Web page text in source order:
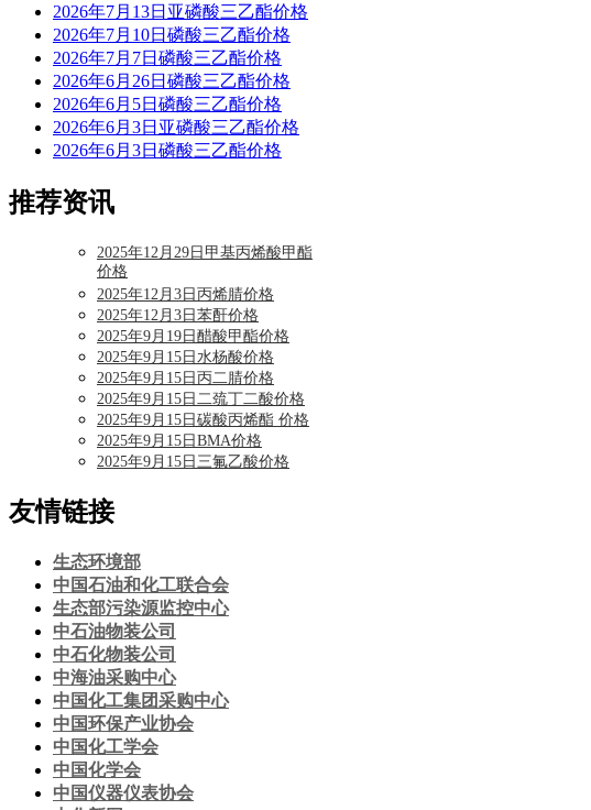
2026年7月13日亚磷酸三乙酯价格
2026年7月10日磷酸三乙酯价格
2026年7月7日磷酸三乙酯价格
2026年6月26日磷酸三乙酯价格
2026年6月5日磷酸三乙酯价格
2026年6月3日亚磷酸三乙酯价格
2026年6月3日磷酸三乙酯价格
推荐资讯
2025年12月29日甲基丙烯酸甲酯
价格
2025年12月3日丙烯腈价格
2025年12月3日苯酐价格
2025年9月19日醋酸甲酯价格
2025年9月15日水杨酸价格
2025年9月15日丙二腈价格
2025年9月15日二巯丁二酸价格
2025年9月15日碳酸丙烯酯 价格
2025年9月15日BMA价格
2025年9月15日三氟乙酸价格
友情链接
生态环境部
中国石油和化工联合会
生态部污染源监控中心
中石油物装公司
中石化物装公司
中海油采购中心
中国化工集团采购中心
中国环保产业协会
中国化工学会
中国化学会
中国仪器仪表协会